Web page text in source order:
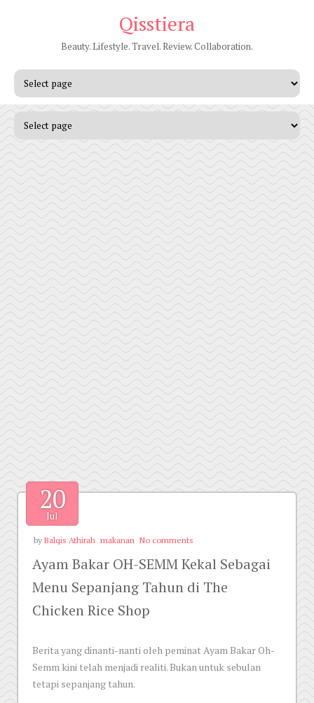
Qisstiera
Beauty. Lifestyle. Travel. Review. Collaboration.
20
Jul
by Balqis Athirah makanan No comments
Ayam Bakar OH-SEMM Kekal Sebagai
Menu Sepanjang Tahun di The
Chicken Rice Shop
Berita yang dinanti-nanti oleh peminat Ayam Bakar Oh-
Semm kini telah menjadi realiti. Bukan untuk sebulan
tetapi sepanjang tahun.